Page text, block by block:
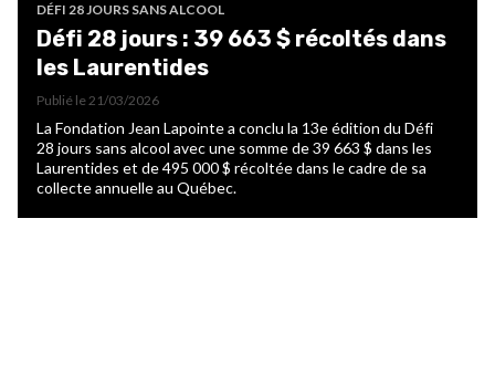
DÉFI 28 JOURS SANS ALCOOL
Défi 28 jours : 39 663 $ récoltés dans
les Laurentides
Publié le21/03/2026
La Fondation Jean Lapointe a conclu la 13e édition du Défi
28 jours sans alcool avec une somme de 39 663 $ dans les
Laurentides et de 495 000 $ récoltée dans le cadre de sa
collecte annuelle au Québec.